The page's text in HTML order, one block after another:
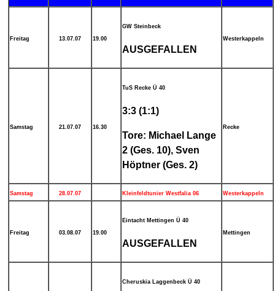
Freitag 13.07.07 19.00
GW Steinbeck
AUSGEFALLEN
Westerkappeln
Samstag 21.07.07 16.30
TuS Recke Ü 40
3:3 (1:1)
Tore: Michael Lange
2 (Ges. 10), Sven
Höptner (Ges. 2)
Recke
Samstag 28.07.07 Kleinfeldtunier Westfalia 06 Westerkappeln
Freitag 03.08.07 19.00
Eintacht Mettingen Ü 40
AUSGEFALLEN
Mettingen
Cheruskia Laggenbeck Ü 40